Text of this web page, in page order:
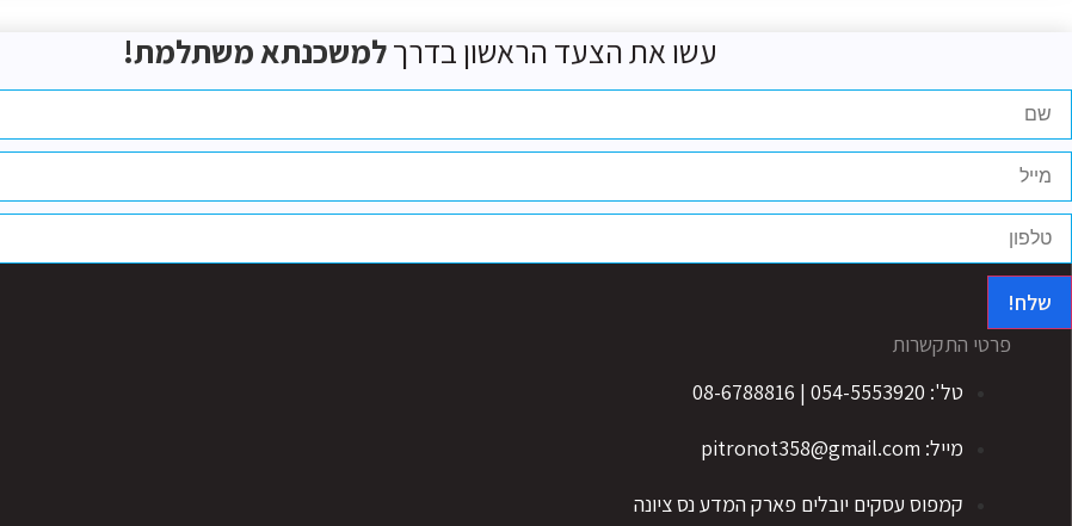
עשו את הצעד הראשון בדרךלמשכנתא משתלמת!
שלח!
פרטי התקשרות
טל': 054-5553920 | 08-6788816
מייל: pitronot358@gmail.com
קמפוס עסקים יובלים פארק המדע נס ציונה